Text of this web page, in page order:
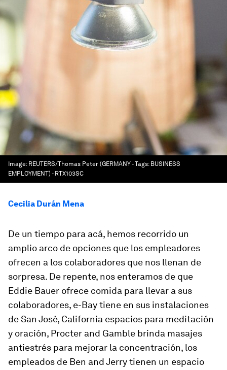
Image: REUTERS/Thomas Peter (GERMANY - Tags: BUSINESS
EMPLOYMENT) - RTX103SC
Cecilia Durán Mena
De un tiempo para acá, hemos recorrido un
amplio arco de opciones que los empleadores
ofrecen a los colaboradores que nos llenan de
sorpresa. De repente, nos enteramos de que
Eddie Bauer ofrece comida para llevar a sus
colaboradores, e-Bay tiene en sus instalaciones
de San José, California espacios para meditación
y oración, Procter and Gamble brinda masajes
antiestrés para mejorar la concentración, los
empleados de Ben and Jerry tienen un espacio